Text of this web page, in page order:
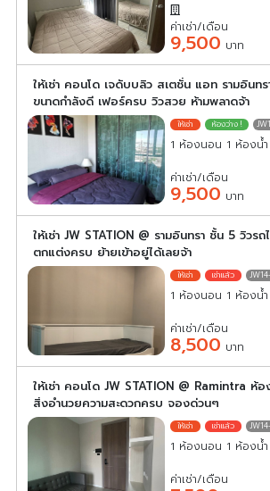
ค่าเช่า/เดือน
9,500 บาท
ให้เช่า คอนโด เจดับบลิว สเตชั่น แอท รามอินท
ขนาดกำลังดี เฟอร์ครบ วิวสวย ห้ามพลาดจ้า
1 ห้องนอน 1 ห้องน้
ค่าเช่า/เดือน
9,500 บาท
ให้เช่า JW STATION @ รามอินทรา ชั้น 5 วิวร
ตกแต่งครบ ย้ายเข้าอยู่ได้เลยจ้า
1 ห้องนอน 1 ห้องน้
ค่าเช่า/เดือน
8,500 บาท
ให้เช่า คอนโด JW STATION @ Ramintra ห้
สิ่งอำนวยความสะดวกครบ จองด่วนๆ
1 ห้องนอน 1 ห้องน้
ค่าเช่า/เดือน